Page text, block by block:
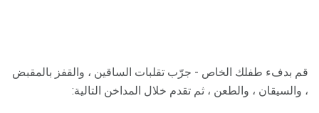
قم بدفء طفلك الخاص - جرّب تقلبات الساقين ، والقفز بالمقبض
، والسيقان ، والطعن ، ثم تقدم خلال المداخن التالية: